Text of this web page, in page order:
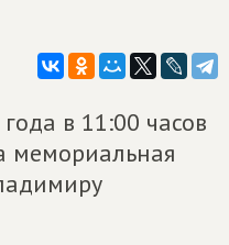
в 11:00 часов
мемориальная